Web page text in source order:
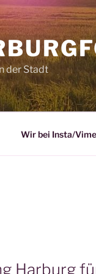
der Stadt
Wir bei Insta/
Harburg